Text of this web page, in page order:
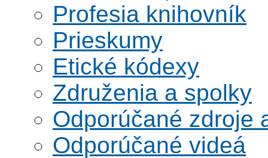
Profesia knihovník
Prieskumy
Etické kódexy
Združenia a spolky
Odporúčané zdroje
Odporúčané videá